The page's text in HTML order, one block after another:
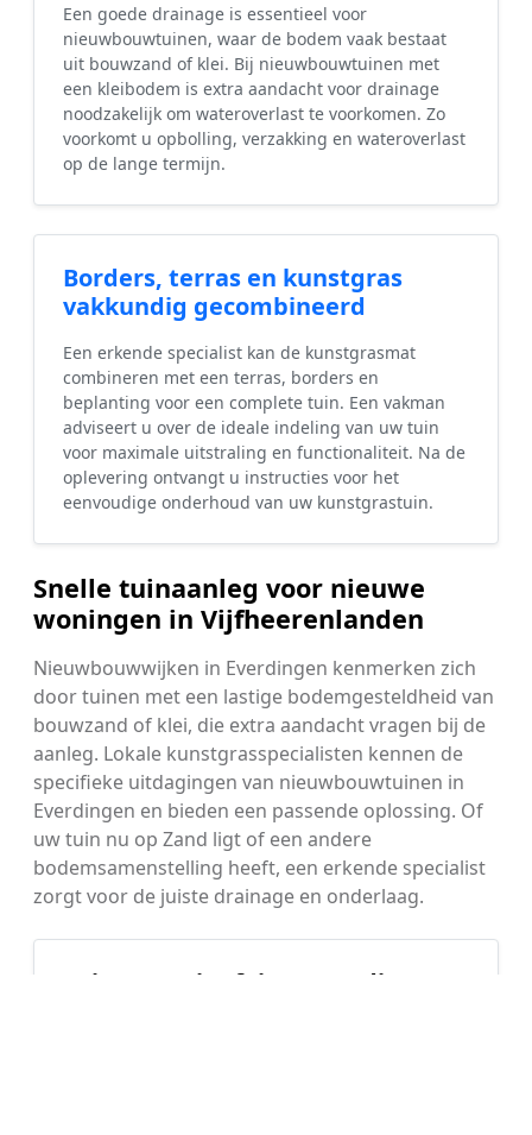
Een goede drainage is essentieel voor
nieuwbouwtuinen, waar de bodem vaak bestaat
uit bouwzand of klei. Bij nieuwbouwtuinen met
een kleibodem is extra aandacht voor drainage
noodzakelijk om wateroverlast te voorkomen. Zo
voorkomt u opbolling, verzakking en wateroverlast
op de lange termijn.
Borders, terras en kunstgras
vakkundig gecombineerd
Een erkende specialist kan de kunstgrasmat
combineren met een terras, borders en
beplanting voor een complete tuin. Een vakman
adviseert u over de ideale indeling van uw tuin
voor maximale uitstraling en functionaliteit. Na de
oplevering ontvangt u instructies voor het
eenvoudige onderhoud van uw kunstgrastuin.
Snelle tuinaanleg voor nieuwe
woningen in Vijfheerenlanden
Nieuwbouwwijken in Everdingen kenmerken zich
door tuinen met een lastige bodemgesteldheid van
bouwzand of klei, die extra aandacht vragen bij de
aanleg. Lokale kunstgrasspecialisten kennen de
specifieke uitdagingen van nieuwbouwtuinen in
Everdingen en bieden een passende oplossing. Of
uw tuin nu op Zand ligt of een andere
bodemsamenstelling heeft, een erkende specialist
zorgt voor de juiste drainage en onderlaag.
Tuin & Woningfeiten Everdingen